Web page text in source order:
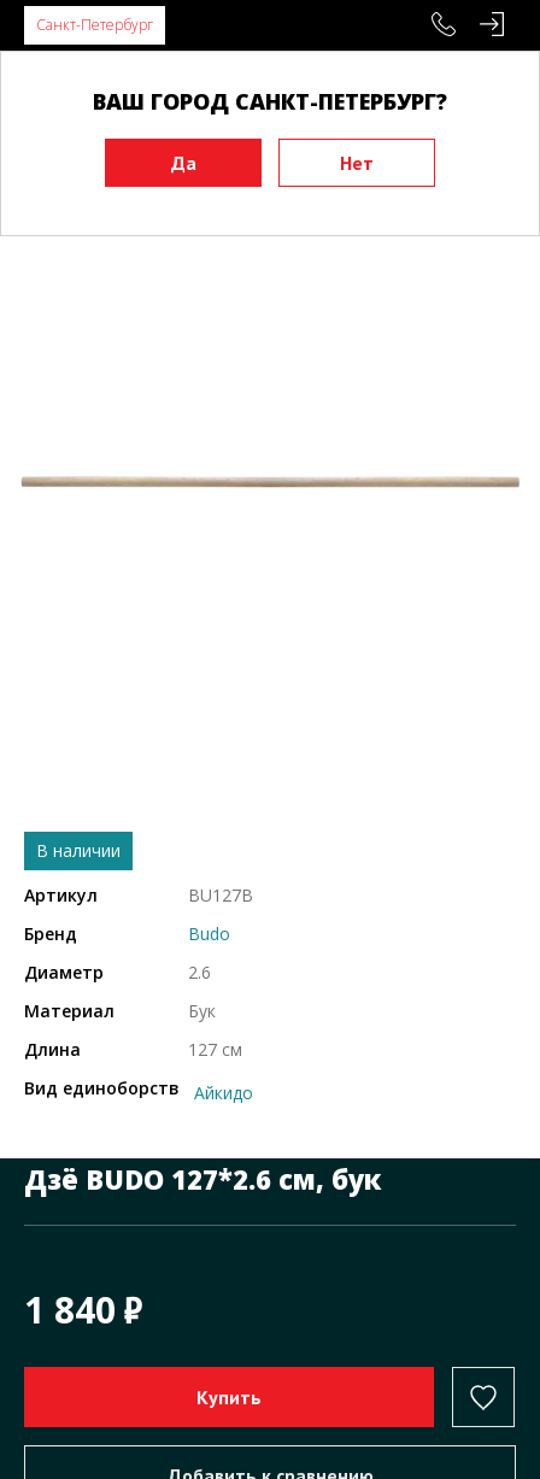
Санкт-Петербург
ВАШ ГОРОД САНКТ-ПЕТЕРБУРГ?
Инвентарь
Тренировочные макеты
Дзё BUDO 127*2.6 см, бук
В наличии
Артикул
BU127B
Бренд
Budo
Диаметр
2.6
Материал
Бук
Длина
127 см
Вид единоборств
Айкидо
Дзё BUDO 127*2.6 см, бук
1 840